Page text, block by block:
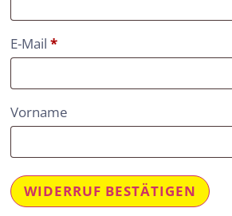
E-Mail *
E-
(wiederholen)*
Vorname
WIDERRUF BESTÄTIGEN